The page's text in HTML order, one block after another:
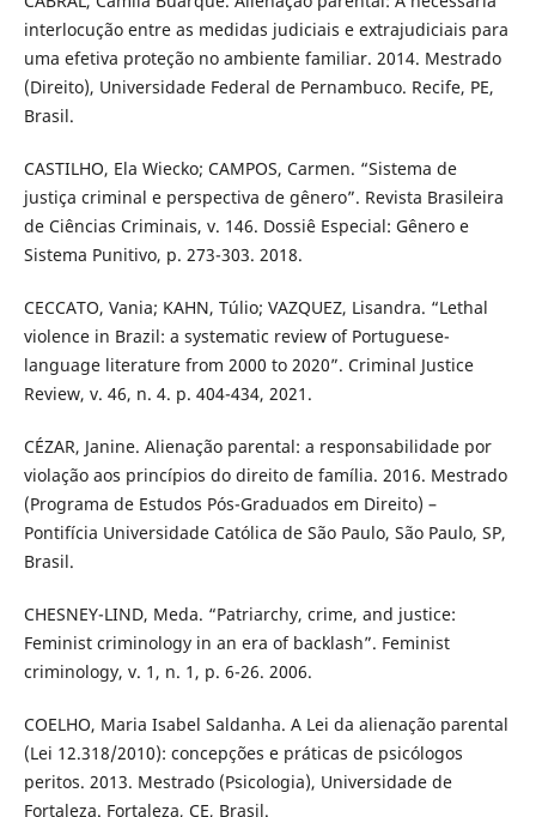
interlocução entre as medidas judiciais e extrajudiciais para
uma efetiva proteção no ambiente familiar. 2014. Mestrado
(Direito), Universidade Federal de Pernambuco. Recife, PE,
Brasil.
CASTILHO, Ela Wiecko; CAMPOS, Carmen. “Sistema de
justiça criminal e perspectiva de gênero”. Revista Brasileira
de Ciências Criminais, v. 146. Dossiê Especial: Gênero e
Sistema Punitivo, p. 273-303. 2018.
CECCATO, Vania; KAHN, Túlio; VAZQUEZ, Lisandra. “Lethal
violence in Brazil: a systematic review of Portuguese-
language literature from 2000 to 2020”. Criminal Justice
Review, v. 46, n. 4. p. 404-434, 2021.
CÉZAR, Janine. Alienação parental: a responsabilidade por
violação aos princípios do direito de família. 2016. Mestrado
(Programa de Estudos Pós-Graduados em Direito) –
Pontifícia Universidade Católica de São Paulo, São Paulo, SP,
Brasil.
CHESNEY-LIND, Meda. “Patriarchy, crime, and justice:
Feminist criminology in an era of backlash”. Feminist
criminology, v. 1, n. 1, p. 6-26. 2006.
COELHO, Maria Isabel Saldanha. A Lei da alienação parental
(Lei 12.318/2010): concepções e práticas de psicólogos
peritos. 2013. Mestrado (Psicologia), Universidade de
Fortaleza. Fortaleza, CE, Brasil.